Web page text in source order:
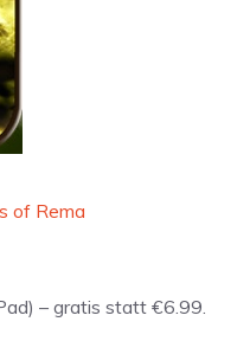
of Rema
– gratis statt €6.99.